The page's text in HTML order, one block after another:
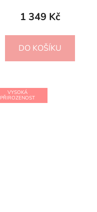
1 349 Kč
DO KOŠÍKU
VYSOKÁ
PŘIROZENOST